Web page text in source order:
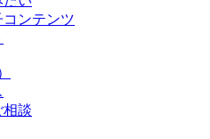
ンテンツ
相談